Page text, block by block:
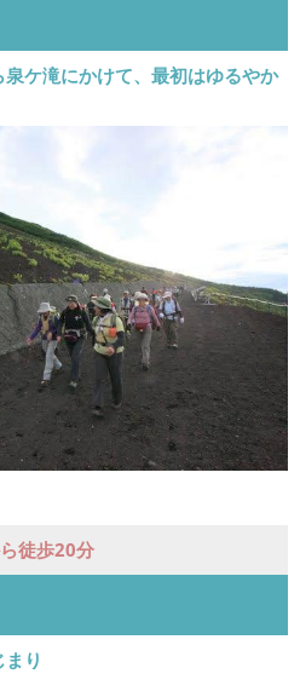
ケ滝にかけて、最初はゆるやか
徒歩20分
り